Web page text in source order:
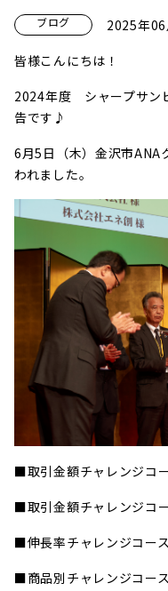
ブログ
2025年
皆様こんにちは！
2024年度 シャープサン
告です♪
6月5日（木）金沢市ANA
われました。
■取引金額チャレンジコ
■取引金額チャレンジコ
■伸長率チャレンジコー
■商品別チャレンジコー